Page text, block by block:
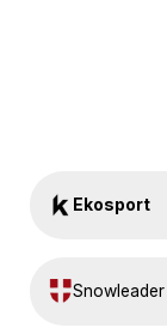
Ekosport
Snowleader